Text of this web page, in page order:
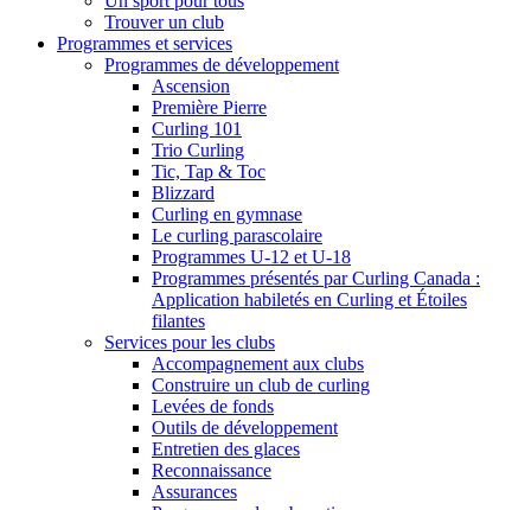
Trouver un club
Programmes et services
Programmes de développement
Ascension
Première Pierre
Curling 101
Trio Curling
Tic, Tap & Toc
Blizzard
Curling en gymnase
Le curling parascolaire
Programmes U-12 et U-18
Programmes présentés par Curling Canada :
Application habiletés en Curling et Étoiles
filantes
Services pour les clubs
Accompagnement aux clubs
Construire un club de curling
Levées de fonds
Outils de développement
Entretien des glaces
Reconnaissance
Assurances